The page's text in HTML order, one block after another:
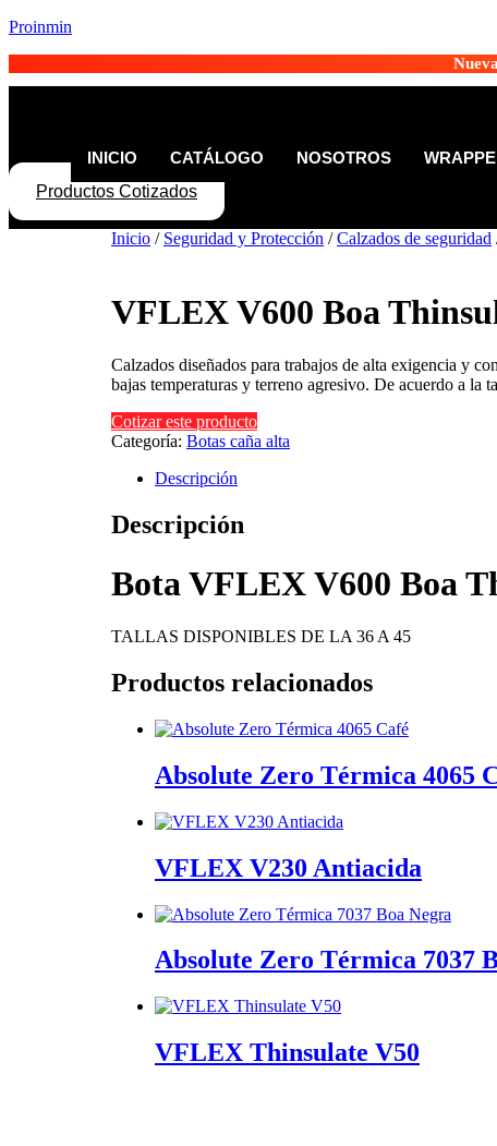
Proinmin
INICIO CATÁLOGO NOSOTROS
Productos Cotizados
Inicio / Seguridad y Protección /Calzados de seguridad
VFLEX V600 Boa
Calzados diseñados para trabajos de alta exigencia y
bajas temperaturas y terreno agresivo. De acuerdo a
Cotizar este producto
Categoría: Botas caña alta
Descripción
Descripción
Bota VFLEX V600 Boa
TALLAS DISPONIBLES DE LA 36 A 45
Productos relacionados
Absolute Zero Térmica 4065
VFLEX V230 Antiacida
Absolute Zero Térmica 7037
VFLEX Thinsulate V50